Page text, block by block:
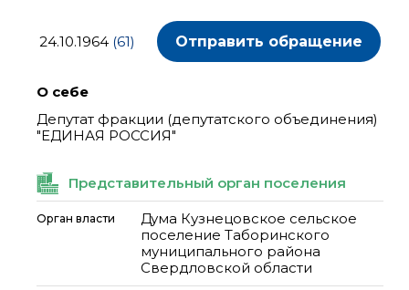
24.10.1964 (61) Отправить обращение
О себе
Депутат фракции (депутатского объединения)
"ЕДИНАЯ РОССИЯ"
Представительный орган поселения
Орган власти
Дума Кузнецовское сельское
поселение Таборинского
муниципального района
Свердловской области